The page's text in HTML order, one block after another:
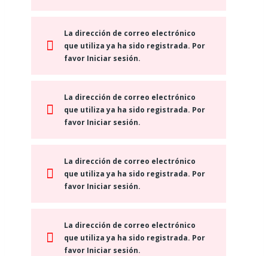
La dirección de correo electrónico
que utiliza ya ha sido registrada. Por
favor Iniciar sesión.
La dirección de correo electrónico
que utiliza ya ha sido registrada. Por
favor Iniciar sesión.
La dirección de correo electrónico
que utiliza ya ha sido registrada. Por
favor Iniciar sesión.
La dirección de correo electrónico
que utiliza ya ha sido registrada. Por
favor Iniciar sesión.